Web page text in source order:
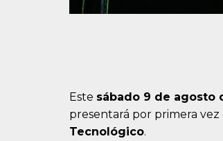
Este sábado 9 de agosto
presentará por primera vez
Tecnológico.